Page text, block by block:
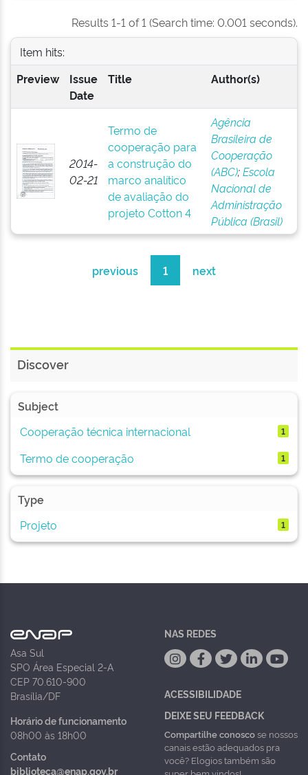
Results 1-1 of 1 (Search time: 0.001 seconds).
Item hits:
Preview
Issue
Date
Title Author(s)
2014-
02-21
Termo de
cooperação para
a construção do
marco analítico
de avaliação do
projeto Cotton 4
Agência
Brasileira de
Cooperação
(ABC);Escola
Nacional de
Administração
Pública (Brasil)
previous 1 next
Discover
Subject
Cooperação técnica internacional
1
Termo de cooperação 1
Type
Projeto
1
Asa Sul
SPO Área Especial 2-A
CEP 70.610-900
Brasília/DF
Horário de funcionamento
08h00 às 18h00
Contato
biblioteca@enap.gov.br
NAS REDES
ACESSIBILIDADE
DEIXE SEU FEEDBACK
Compartilhe conoscose nossos
canais estão adequados pra
você? Elogios também são